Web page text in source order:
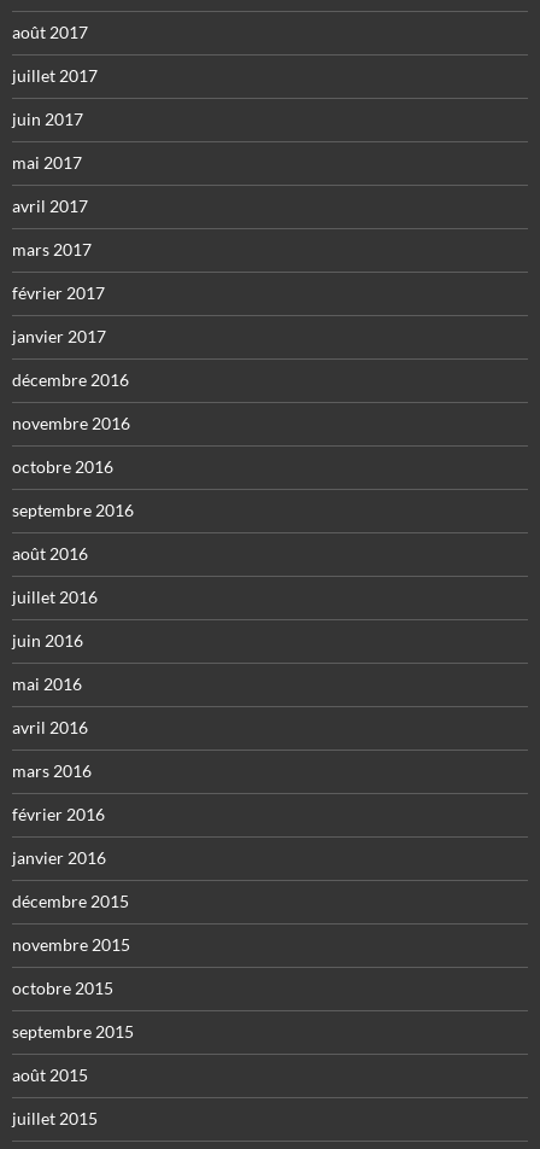
août 2017
juillet 2017
juin 2017
mai 2017
avril 2017
mars 2017
février 2017
janvier 2017
décembre 2016
novembre 2016
octobre 2016
septembre 2016
août 2016
juillet 2016
juin 2016
mai 2016
avril 2016
mars 2016
février 2016
janvier 2016
décembre 2015
novembre 2015
octobre 2015
septembre 2015
août 2015
juillet 2015